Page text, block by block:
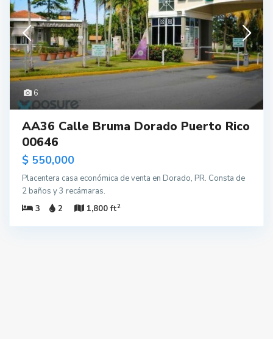
6
AA36 Calle Bruma Dorado Puerto Rico
00646
$ 550,000
Placentera casa económica de venta en Dorado, PR. Consta de
2 baños y 3 recámaras.
3
2 1,800 ft2